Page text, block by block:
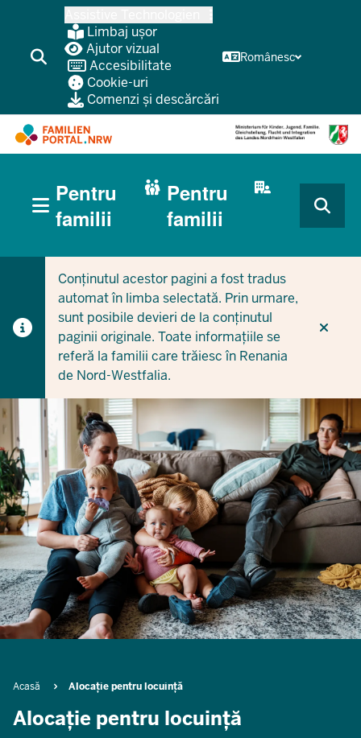
conținutul
principal
Limbaj ușor
Ajutor vizual
Accesibilitate
Cookie-uri
Comenzi și descărcări
Românesc
CURRENT SECTION PENTRU FAMILII
CURRENT SECTION PENTRU ÎNTREPRINDERI/
(BÜRGERBEREICH
MOBILE)
Pentru
familii
Pentru
familii
Conținutul acestor pagini a fost tradus
automat în limba selectată. Prin urmare,
sunt posibile devieri de la conținutul
paginii originale. Toate informațiile se
referă la familii care trăiesc în Renania
de Nord-Westfalia.
Breadcrumb
Acasă Alocație pentru locuință
Alocație pentru locuință